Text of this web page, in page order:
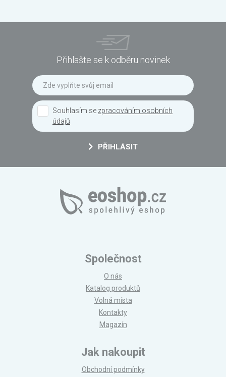
Přihlašte se k odběru novinek
Souhlasím se zpracováním osobních
údajů
PŘIHLÁSIT
Společnost
O nás
Katalog produktů
Volná místa
Kontakty
Magazín
Jak nakoupit
Obchodní podmínky